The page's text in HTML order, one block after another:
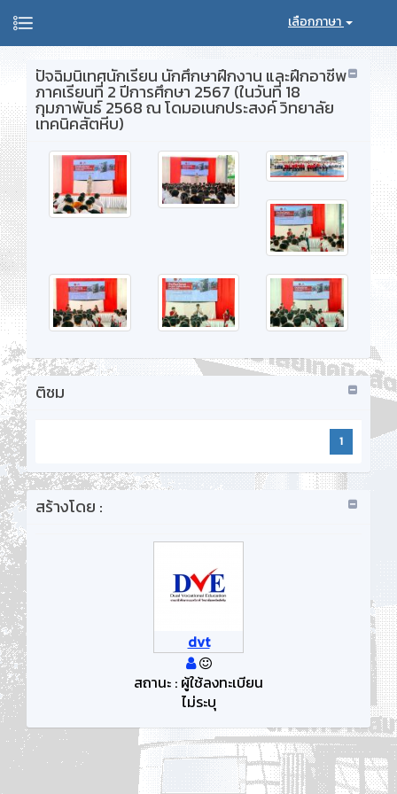
เลือกภาษา
ปัจฉิมนิเทศนักเรียน นักศึกษาฝึกงาน และฝึกอาชีพ
ภาคเรียนที่ 2 ปีการศึกษา 2567 (ในวันที่ 18
กุมภาพันธ์ 2568 ณ โดมอเนกประสงค์ วิทยาลัย
เทคนิคสัตหีบ)
ติชม
1
สร้างโดย :
dvt
สถานะ : ผู้ใช้ลงทะเบียน
ไม่ระบุ